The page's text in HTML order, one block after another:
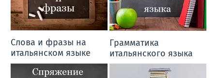
Слова и фразы на
итальянском языке
Грамматика
итальянского языка